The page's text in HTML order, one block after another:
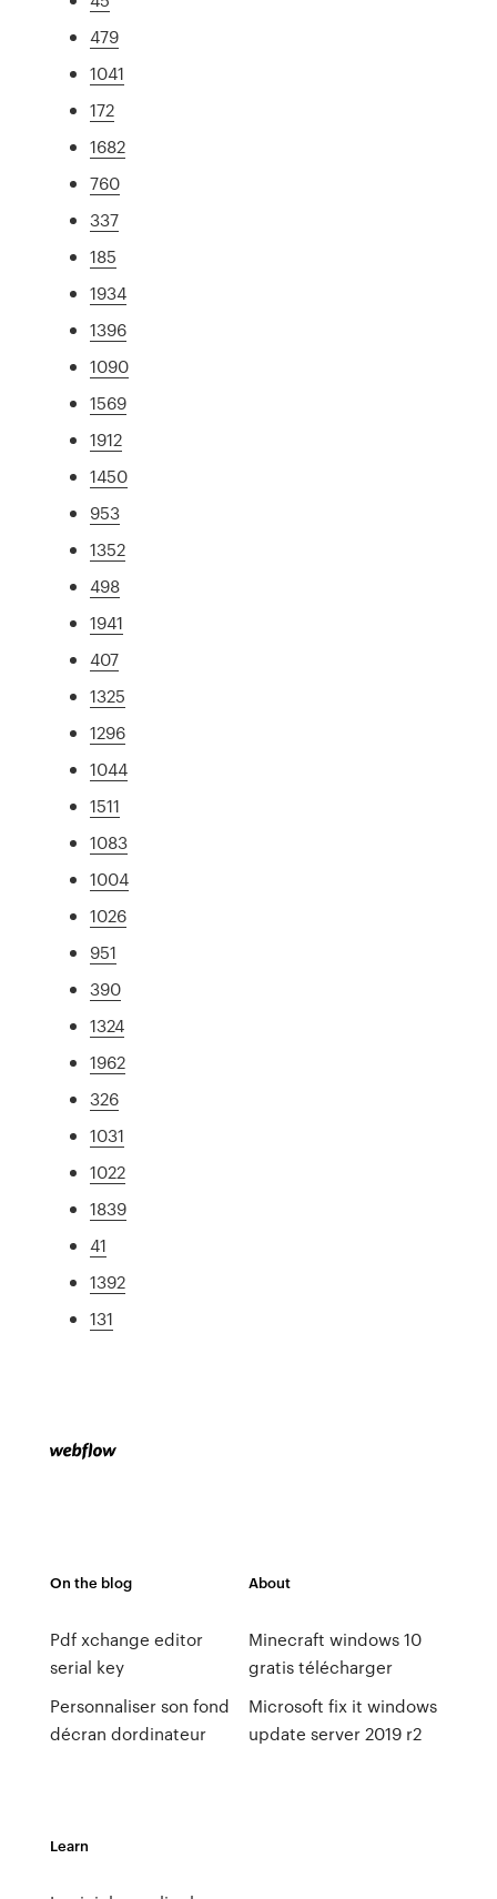
479
1041
172
1682
760
337
185
1934
1396
1090
1569
1912
1450
953
1352
498
1941
407
1325
1296
1044
1511
1083
1004
1026
951
390
1324
1962
326
1031
1022
1839
41
1392
131
On the blog
Pdf xchange editor
serial key
Personnaliser son fond
décran dordinateur
About
Minecraft windows 10
gratis télécharger
Microsoft fix it windows
update server 2019 r2
Learn